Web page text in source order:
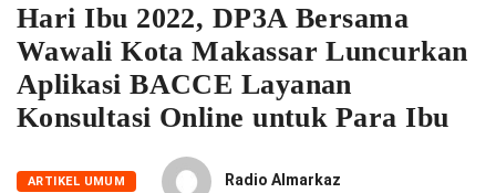
Hari Ibu 2022, DP3A Bersama
Wawali Kota Makassar Luncurkan
Aplikasi BACCE Layanan
Konsultasi Online untuk Para Ibu
ARTIKEL UMUM Radio Almarkaz